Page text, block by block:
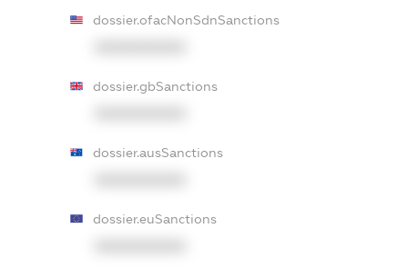
dossier.ofacNonSdnSanctions
dossier.gbSanctions
dossier.ausSanctions
dossier.euSanctions